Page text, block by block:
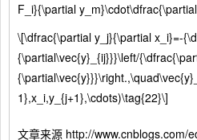
F_i}{\partial
\[\dfrac{\partial y_j}{\partial x_i}=-
{\partial\vec{y}_{ij}}}\left/
1},x_i,y_{j+1},\cdots)\tag{22}\]
文章来源 http://www.cnblogs.com/